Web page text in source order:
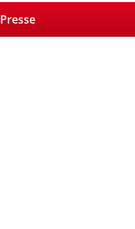
Presse